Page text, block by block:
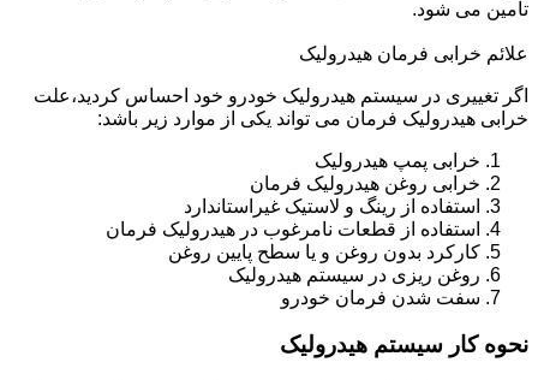
تامین می شود.
علائم خرابی فرمان هیدرولیک
اگر تغییری در سیستم هیدرولیک خودرو خود احساس کردید،علت
خرابی هیدرولیک فرمان می تواند یکی از موارد زیر باشد:
خرابی پمپ هیدرولیک
خرابی روغن هیدرولیک فرمان
استفاده از رینگ و لاستیک غیراستاندارد
استفاده از قطعات نامرغوب در هیدرولیک فرمان
کارکرد بدون روغن و یا سطح پایین روغن
روغن ریزی در سیستم هیدرولیک
سفت شدن فرمان خودرو
نحوه کار سیستم هیدرولیک